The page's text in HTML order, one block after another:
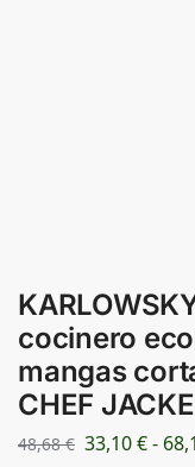
cocinero
mangas
CHEF
48,68€ 33,10€-